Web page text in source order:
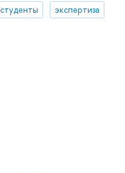
студенты
экспертиза